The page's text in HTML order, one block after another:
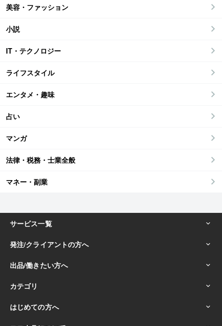
美容・ファッション
小説
IT・テクノロジー
ライフスタイル
エンタメ・趣味
占い
マンガ
法律・税務・士業全般
マネー・副業